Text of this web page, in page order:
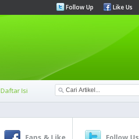
Follow Up Like Us
Daftar Isi